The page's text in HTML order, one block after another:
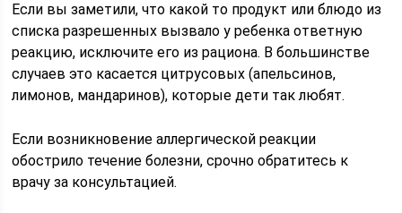
Если вы заметили, что какой то продукт или блюдо из
списка разрешенных вызвало у ребенка ответную
реакцию, исключите его из рациона. В большинстве
случаев это касается цитрусовых (апельсинов,
лимонов, мандаринов), которые дети так любят.
Если возникновение аллергической реакции
обострило течение болезни, срочно обратитесь к
врачу за консультацией.